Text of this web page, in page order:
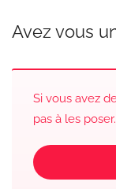
Avez vous
Si vous avez
pas à les poser.